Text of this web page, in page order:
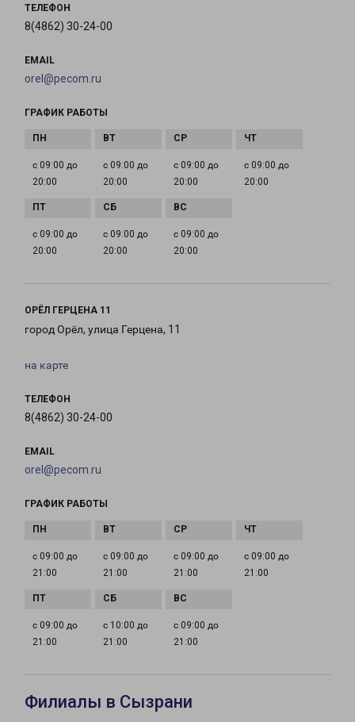
ТЕЛЕФОН
8(4862) 30-24-00
EMAIL
orel@pecom.ru
ГРАФИК РАБОТЫ
с 09:00 до
20:00
с 09:00 до
20:00
с 09:00 до
20:00
с 09:00 до
20:00
с 09:00 до
20:00
с 09:00 до
20:00
с 09:00 до
20:00
ОРЁЛ ГЕРЦЕНА 11
город Орёл, улица Герцена, 11
на карте
ТЕЛЕФОН
8(4862) 30-24-00
EMAIL
orel@pecom.ru
ГРАФИК РАБОТЫ
с 09:00 до
21:00
с 09:00 до
21:00
с 09:00 до
21:00
с 09:00 до
21:00
с 09:00 до
21:00
с 10:00 до
21:00
с 09:00 до
21:00
Филиалы в Сызрани